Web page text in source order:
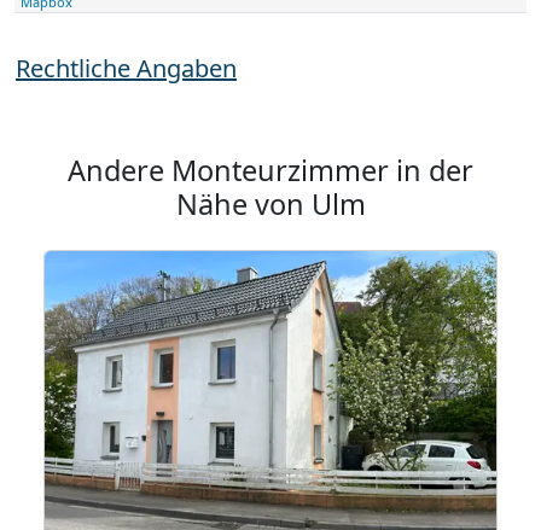
Rechtliche Angaben
Andere Monteurzimmer in der
Nähe von Ulm